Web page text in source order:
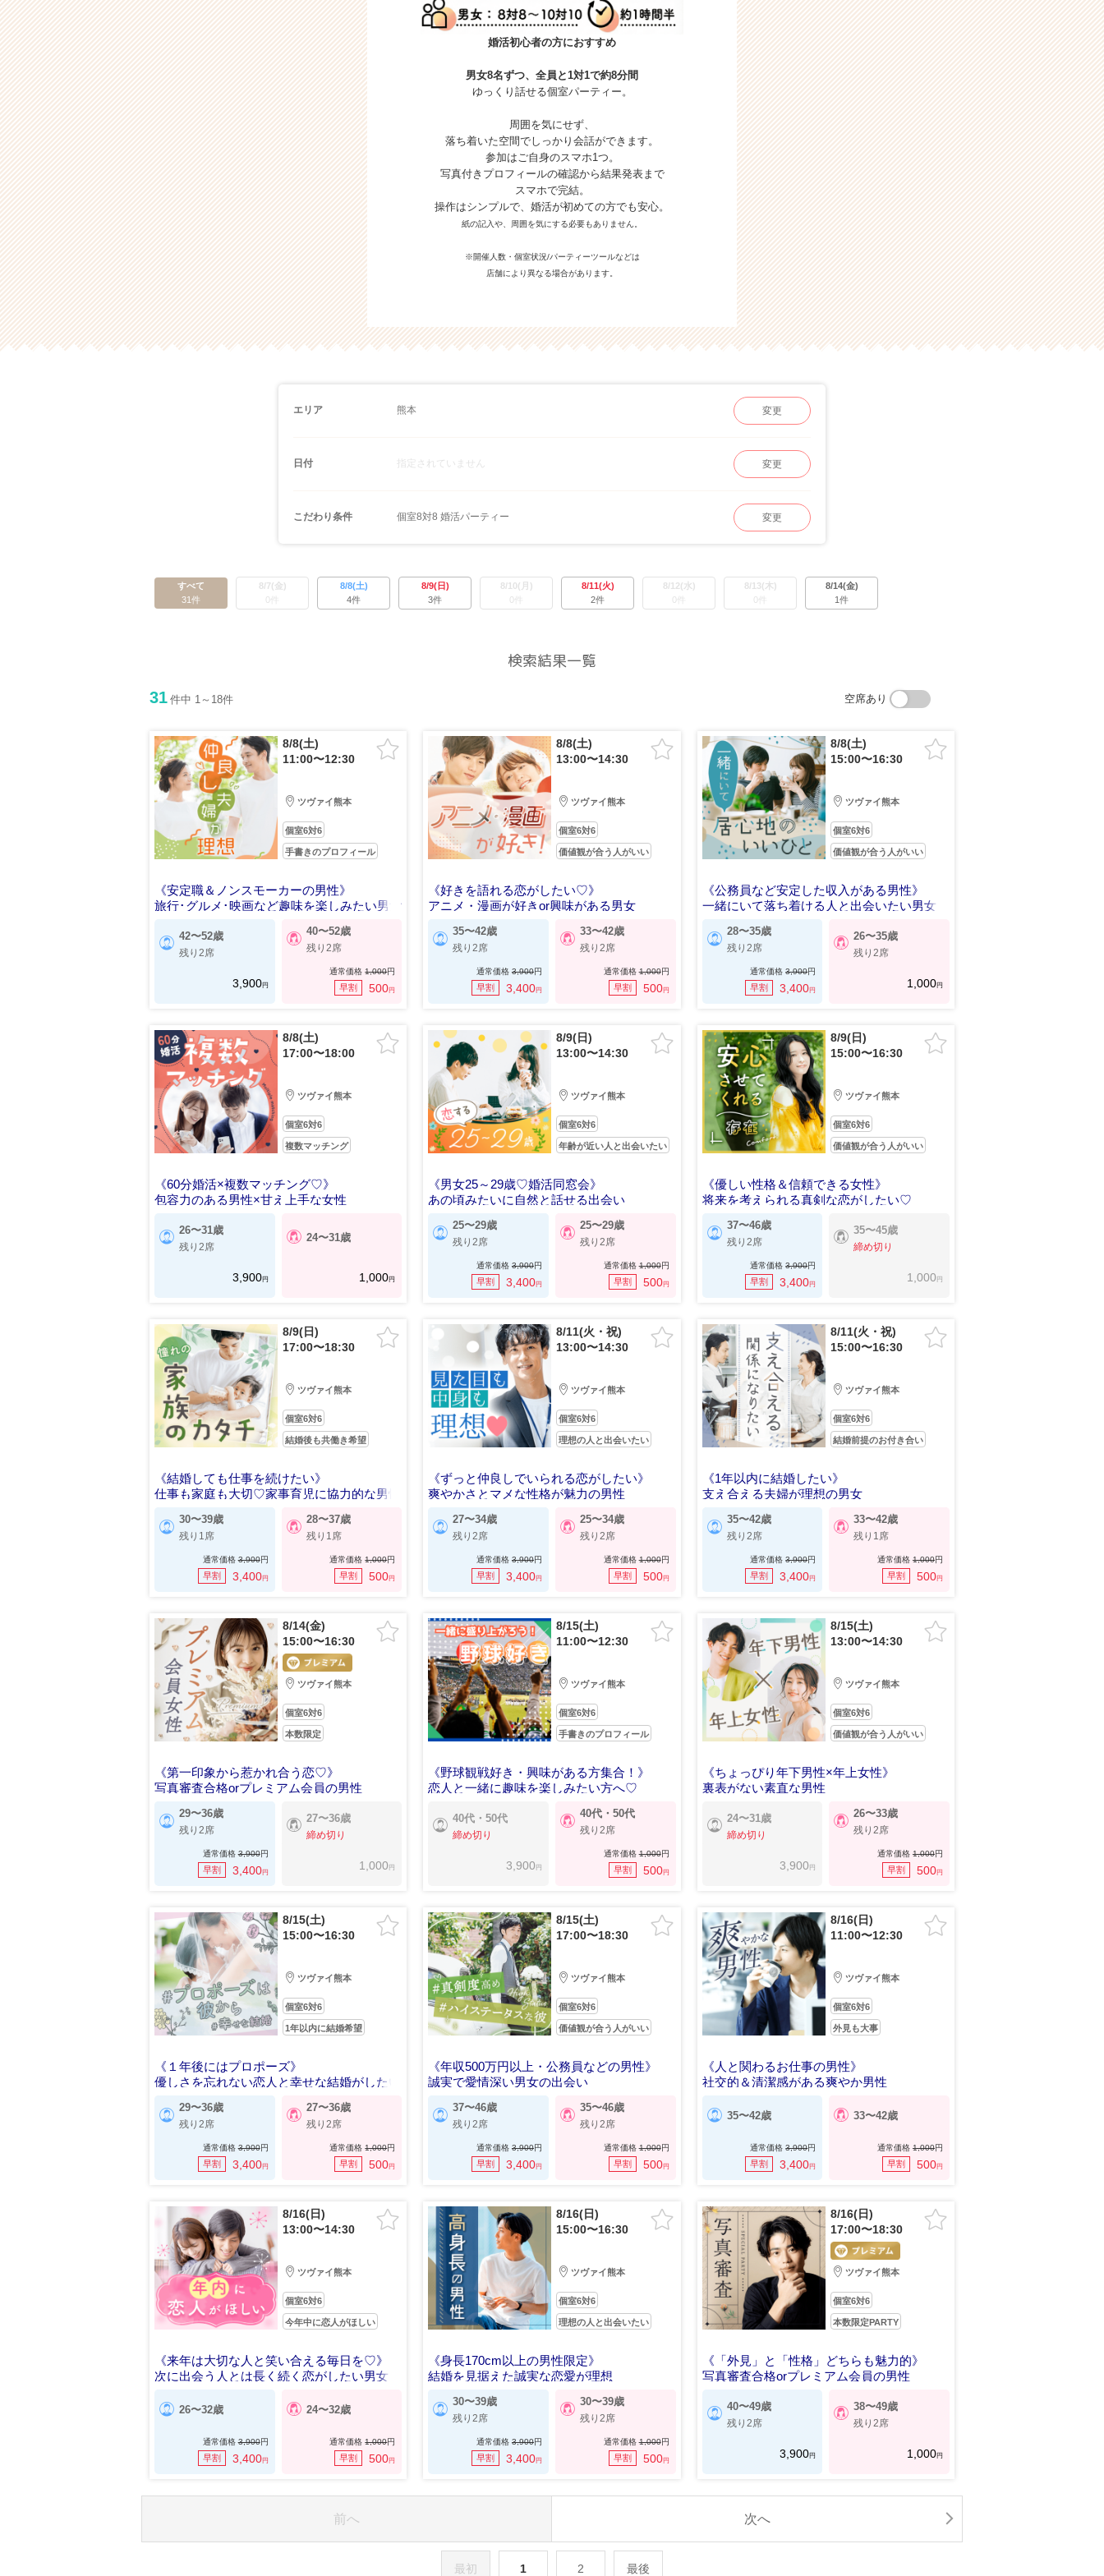
婚活初心者の方におすすめ
男女8名ずつ、全員と1対1で約8分間
ゆっくり話せる個室パーティー。
周囲を気にせず、
落ち着いた空間でしっかり会話ができます。
参加はご自身のスマホ1つ。
写真付きプロフィールの確認から結果発表まで
スマホで完結。
操作はシンプルで、婚活が初めての方でも安心。
紙の記入や、周囲を気にする必要もありません。
※開催人数・個室状況/パーティーツールなどは
店舗により異なる場合があります。
エリア 熊本 変更
日付 指定されていません 変更
こだわり条件 個室8対8 婚活パーティー 変更
すべて
31件
8/7(金)
0件
8/8(土)
4件
8/9(日)
3件
8/10(月)
0件
8/11(火)
2件
8/12(水)
0件
8/13(木)
0件
8/14(金)
1件
検索結果一覧
31 件中 1～18件 空席あり
8/8(土)
11:00〜12:30
ツヴァイ熊本
個室6対6
手書きのプロフィール
《安定職＆ノンスモーカーの男性》
旅行･グルメ･映画など趣味を楽しみたい男女
42〜52歳
残り2席
3,900円
40〜52歳
残り2席
通常価格1,000円
早割 500円
8/8(土)
13:00〜14:30
ツヴァイ熊本
個室6対6
価値観が合う人がいい
《好きを語れる恋がしたい♡》
アニメ・漫画が好きor興味がある男女
35〜42歳
残り2席
通常価格 3,900円
早割 3,400円
33〜42歳
残り2席
通常価格1,000円
早割 500円
8/8(土)
15:00〜16:30
ツヴァイ熊本
個室6対6
価値観が合う人がいい
《公務員など安定した収入がある男性》
一緒にいて落ち着ける人と出会いたい男女
28〜35歳
残り2席
通常価格3,900円
早割 3,400円
26〜35歳
残り2席
1,000円
8/8(土)
17:00〜18:00
ツヴァイ熊本
個室6対6
複数マッチング
《60分婚活×複数マッチング♡》
包容力のある男性×甘え上手な女性
26〜31歳
残り2席
3,900円
24〜31歳
1,000円
8/9(日)
13:00〜14:30
ツヴァイ熊本
個室6対6
年齢が近い人と出会いたい
《男女25～29歳♡婚活同窓会》
あの頃みたいに自然と話せる出会い
25〜29歳
残り2席
通常価格 3,900円
早割 3,400円
25〜29歳
残り2席
通常価格1,000円
早割 500円
8/9(日)
15:00〜16:30
ツヴァイ熊本
個室6対6
価値観が合う人がいい
《優しい性格＆信頼できる女性》
将来を考えられる真剣な恋がしたい♡
37〜46歳
残り2席
通常価格3,900円
早割 3,400円
35〜45歳
締め切り
1,000 円
8/9(日)
17:00〜18:30
ツヴァイ熊本
個室6対6
結婚後も共働き希望
《結婚しても仕事を続けたい》
仕事も家庭も大切♡家事育児に協力的な男性
30〜39歳
残り1席
通常価格3,900円
早割 3,400円
28〜37歳
残り1席
通常価格1,000円
早割 500円
8/11(火・祝)
13:00〜14:30
ツヴァイ熊本
個室6対6
理想の人と出会いたい
《ずっと仲良しでいられる恋がしたい》
爽やかさとマメな性格が魅力の男性
27〜34歳
残り2席
通常価格 3,900円
早割 3,400円
25〜34歳
残り2席
通常価格1,000円
早割 500円
8/11(火・祝)
15:00〜16:30
ツヴァイ熊本
個室6対6
結婚前提のお付き合い
《1年以内に結婚したい》
支え合える夫婦が理想の男女
35〜42歳
残り2席
通常価格3,900円
早割 3,400円
33〜42歳
残り1席
通常価格 1,000円
早割 500円
8/14(金)
15:00〜16:30
ツヴァイ熊本
個室6対6
本数限定
《第一印象から惹かれ合う恋♡》
写真審査合格orプレミアム会員の男性
29〜36歳
残り2席
通常価格3,900円
早割 3,400円
27〜36歳
締め切り
1,000 円
8/15(土)
11:00〜12:30
ツヴァイ熊本
個室6対6
手書きのプロフィール
《野球観戦好き・興味がある方集合！》
恋人と一緒に趣味を楽しみたい方へ♡
40代・50代
締め切り
3,900 円
40代・50代
残り2席
通常価格1,000円
早割 500円
8/15(土)
13:00〜14:30
ツヴァイ熊本
個室6対6
価値観が合う人がいい
《ちょっぴり年下男性×年上女性》
裏表がない素直な男性
24〜31歳
締め切り
3,900 円
26〜33歳
残り2席
通常価格 1,000円
早割 500円
8/15(土)
15:00〜16:30
ツヴァイ熊本
個室6対6
1年以内に結婚希望
《１年後にはプロポーズ》
優しさを忘れない恋人と幸せな結婚がしたい
29〜36歳
残り2席
通常価格3,900円
早割 3,400円
27〜36歳
残り2席
通常価格1,000円
早割 500円
8/15(土)
17:00〜18:30
ツヴァイ熊本
個室6対6
価値観が合う人がいい
《年収500万円以上・公務員などの男性》
誠実で愛情深い男女の出会い
37〜46歳
残り2席
通常価格 3,900円
早割 3,400円
35〜46歳
残り2席
通常価格1,000円
早割 500円
8/16(日)
11:00〜12:30
ツヴァイ熊本
個室6対6
外見も大事
《人と関わるお仕事の男性》
社交的＆清潔感がある爽やか男性
35〜42歳
通常価格3,900円
早割 3,400円
33〜42歳
通常価格 1,000円
早割 500円
8/16(日)
13:00〜14:30
ツヴァイ熊本
個室6対6
今年中に恋人がほしい
《来年は大切な人と笑い合える毎日を♡》
次に出会う人とは長く続く恋がしたい男女
26〜32歳
通常価格3,900円
早割 3,400円
24〜32歳
通常価格1,000円
早割 500円
8/16(日)
15:00〜16:30
ツヴァイ熊本
個室6対6
理想の人と出会いたい
《身長170cm以上の男性限定》
結婚を見据えた誠実な恋愛が理想
30〜39歳
残り2席
通常価格 3,900円
早割 3,400円
30〜39歳
残り2席
通常価格1,000円
早割 500円
8/16(日)
17:00〜18:30
ツヴァイ熊本
個室6対6
本数限定PARTY
《「外見」と「性格」どちらも魅力的》
写真審査合格orプレミアム会員の男性
40〜49歳
残り2席
3,900円
38〜49歳
残り2席
1,000円
前へ 次へ
最初 1 2 最後